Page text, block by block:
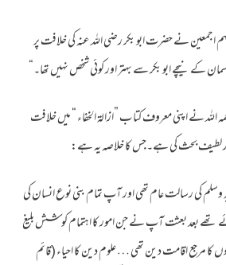
اجمعین نے حضرت ابو بکر رضی اللہ عنہ کی خلافت پر
کے نیچے ابو بکر سے بہتر اور کوئی شخص نہیں تھا۔“
اللہ نے اپنی معروف کتا ب ”ازالۃ الخفاء “ میں خلافت
لطیف بحث کی ہے۔جس کا خلاصہ یہ ہے:
وسلم کی رسالت عام تھی اور آپ تمام بنی نوع انسان کی
بعد بعثت آپ نے جن امور کا اہتمام کوشش بلیغ
مرجع اقامت دین تھی … علوم دین کا احیاء (قائم